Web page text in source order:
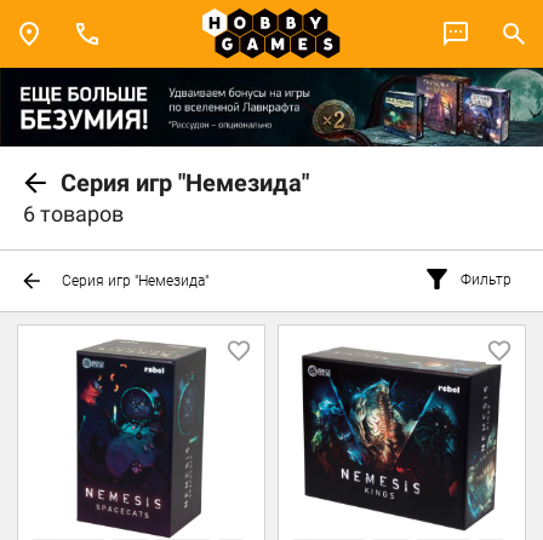
Серия игр "Немезида"
6 товаров
Серия игр "Немезида" Фильтр